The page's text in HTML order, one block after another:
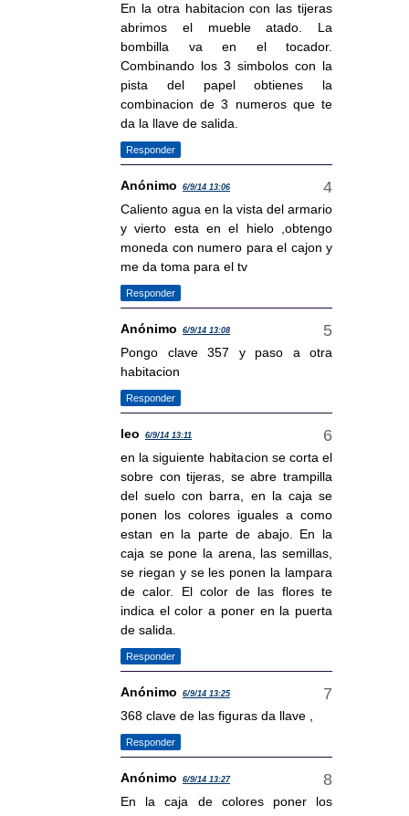
En la otra habitacion con las tijeras
abrimos el mueble atado. La
bombilla va en el tocador.
Combinando los 3 simbolos con la
pista del papel obtienes la
combinacion de 3 numeros que te
da la llave de salida.
Responder
Anónimo 6/9/14 13:06
Caliento agua en la vista del armario
y vierto esta en el hielo ,obtengo
moneda con numero para el cajon y
me da toma para el tv
Responder
Anónimo 6/9/14 13:08
Pongo clave 357 y paso a otra
habitacion
Responder
leo 6/9/14 13:11
en la siguiente habitacion se corta el
sobre con tijeras, se abre trampilla
del suelo con barra, en la caja se
ponen los colores iguales a como
estan en la parte de abajo. En la
caja se pone la arena, las semillas,
se riegan y se les ponen la lampara
de calor. El color de las flores te
indica el color a poner en la puerta
de salida.
Responder
Anónimo 6/9/14 13:25
368 clave de las figuras da llave ,
Responder
Anónimo 6/9/14 13:27
En la caja de colores poner los